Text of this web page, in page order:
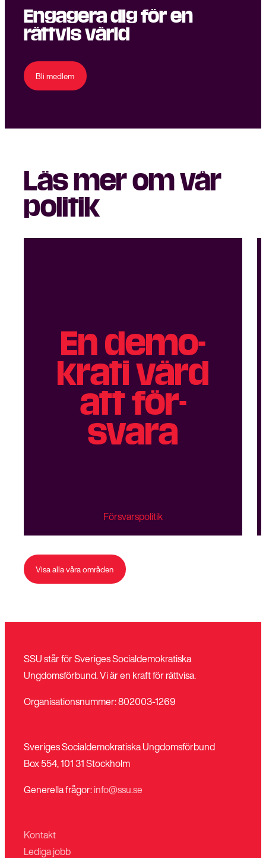
Engagera dig för en
rättvis värld
Bli medlem
Läs mer om vår
politik
En demo­
krati värd
att för­
svara
Försvarspolitik
Visa alla våra områden
SSU står för Sveriges Socialdemokratiska
Ungdomsförbund. Vi är en kraft för rättvisa.
Organisationsnummer: 802003-1269
Sveriges Socialdemokratiska Ungdomsförbund
Box 554, 101 31 Stockholm
Generella frågor:info@ssu.se
Kontakt
Lediga jobb